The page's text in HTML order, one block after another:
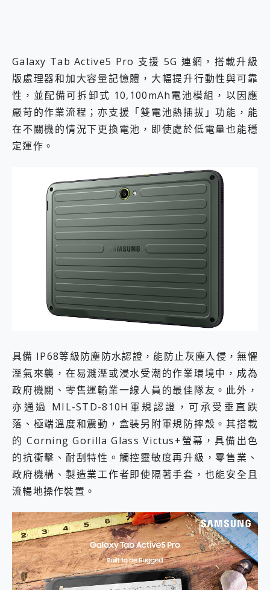
Galaxy Tab Active5 Pro 支援 5G 連網，搭載升級
版處理器和加大容量記憶體，大幅提升行動性與可靠
性，並配備可拆卸式 10,100mAh電池模組，以因應
嚴苛的作業流程；亦支援「雙電池熱插拔」功能，能
在不關機的情況下更換電池，即使處於低電量也能穩
定運作。
具備 IP68等級防塵防水認證，能防止灰塵入侵，無懼
溼氣來襲，在易濺溼或浸水受潮的作業環境中，成為
政府機關、零售運輸業一線人員的最佳隊友。此外，
亦通過 MIL-STD-810H軍規認證，可承受垂直跌
落、極端溫度和震動，盒裝另附軍規防摔殼。其搭載
的 Corning Gorilla Glass Victus+螢幕，具備出色
的抗衝擊、耐刮特性。觸控靈敏度再升級，零售業、
政府機構、製造業工作者即使隔著手套，也能安全且
流暢地操作裝置。